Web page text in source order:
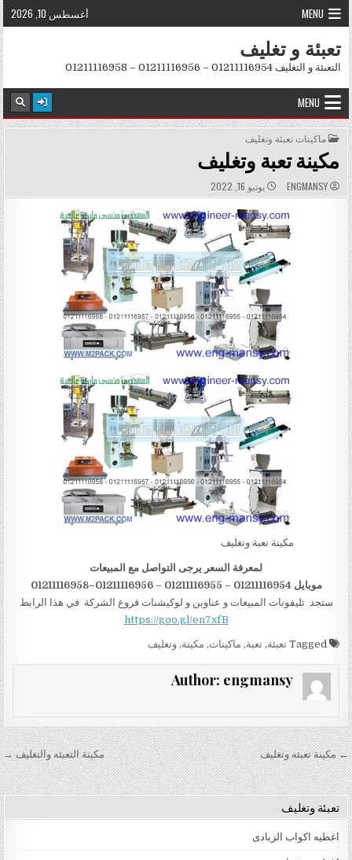
Skip to content
MENU أغسطس 10, 2026
تعبئة و تغليف
التعبئة و التغليف 01211116954 – 01211116956 – 01211116958
MENU
POSTED IN
ماكينات تعبئة وتغليف
مكينة تعبة وتغليف
AUTHOR:
ENGMANSY
PUBLISHED DATE:
يونيو 16, 2022
مكينة تعبة وتغليف
لمعرفة السعر يرجى التواصل مع المبيعات
موبايل 01211116954 – 01211116955 – 01211116956–01211116958
ستجد تليفونات المبيعات و عناوين و لوكيشنات فروع الشركة في هذا الرابط
https://goo.gl/en7xfB
Tagged تعبئة,تعبة, ماكينات, مكينة,وتغليف
Author: engmansy
تصفّح المقالات مكينة التعبئه والتغليف → ← مكينة تعبئه وتغليف
تعبئة وتغليف
اغطيه اكواب الزبادى